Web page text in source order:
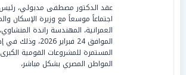
عقد الدكتور مصطفى مدبولي، رئيس
اجتماعاً موسعاً مع وزيرة الإسكان
العمرانية، المهندسة راندة
الموافق 24 فبراير
المستمرة للمشروعات القومية
المواطن المصري بشكل مباشر،